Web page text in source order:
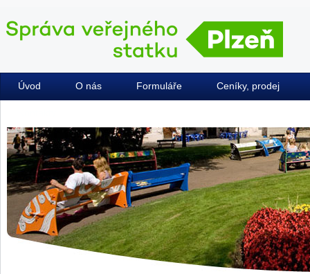
Úvod O nás Formuláře Ceníky, prodej